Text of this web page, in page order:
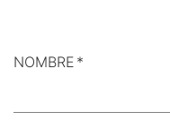
NOMBRE *